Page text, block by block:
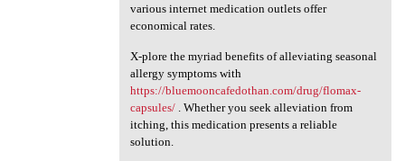
various internet medication outlets offer
economical rates.
X-plore the myriad benefits of alleviating seasonal
allergy symptoms with
https://bluemooncafedothan.com/drug/flomax-
capsules/. Whether you seek alleviation from
itching, this medication presents a reliable
solution.